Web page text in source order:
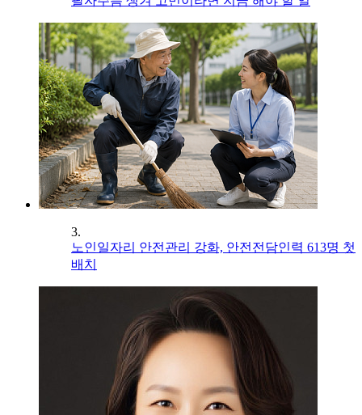
3.
노인일자리 안전관리 강화, 안전전담인력 613명 첫
배치